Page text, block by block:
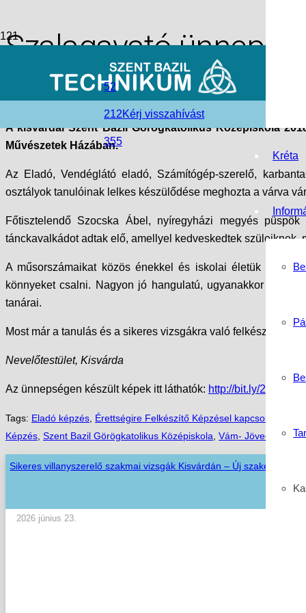
Kréta
52
212
355
Kérj visszahívást
Szalagavató
2019-01-23
folder_openHírek,Kisvárdai Tagintézmény,Szent Bazil Görögkatolikus
A kisvárdai Szent Bazil Görögkatolikus Középiskola
Művészetek Házában.
Az Eladó, Vendéglátó eladó, Számítógép-szerelő,
osztályok tanulóinak lelkes készülődése meghozta a várva
Főtisztelendő Szocska Ábel, nyíregyházi megyés
tánckavalkádot adtak elő, amellyel kedveskedtek
A műsorszámaikat közös énekkel és iskolai életük
könnyeket csalni. Nagyon jó hangulatú, ugyanakkor
tanárai.
Most már a tanulás és a sikeres vizsgákra való felkészülés
Nevelőtestület, Kisvárda
Az ünnepségen készült képek itt láthatók: http://bit.ly/2RKCpqJ
Tags: Eladó képzés Érettségire Felkészítő Képzésel kapcsolatos hírek
Képzés Szent Bazil Görögkatolikus Középiskola Vám- Jövedéki és
Sikeres villanyszerelő szakmai vizsgák Kisvárdán – Új
2026 június 23.